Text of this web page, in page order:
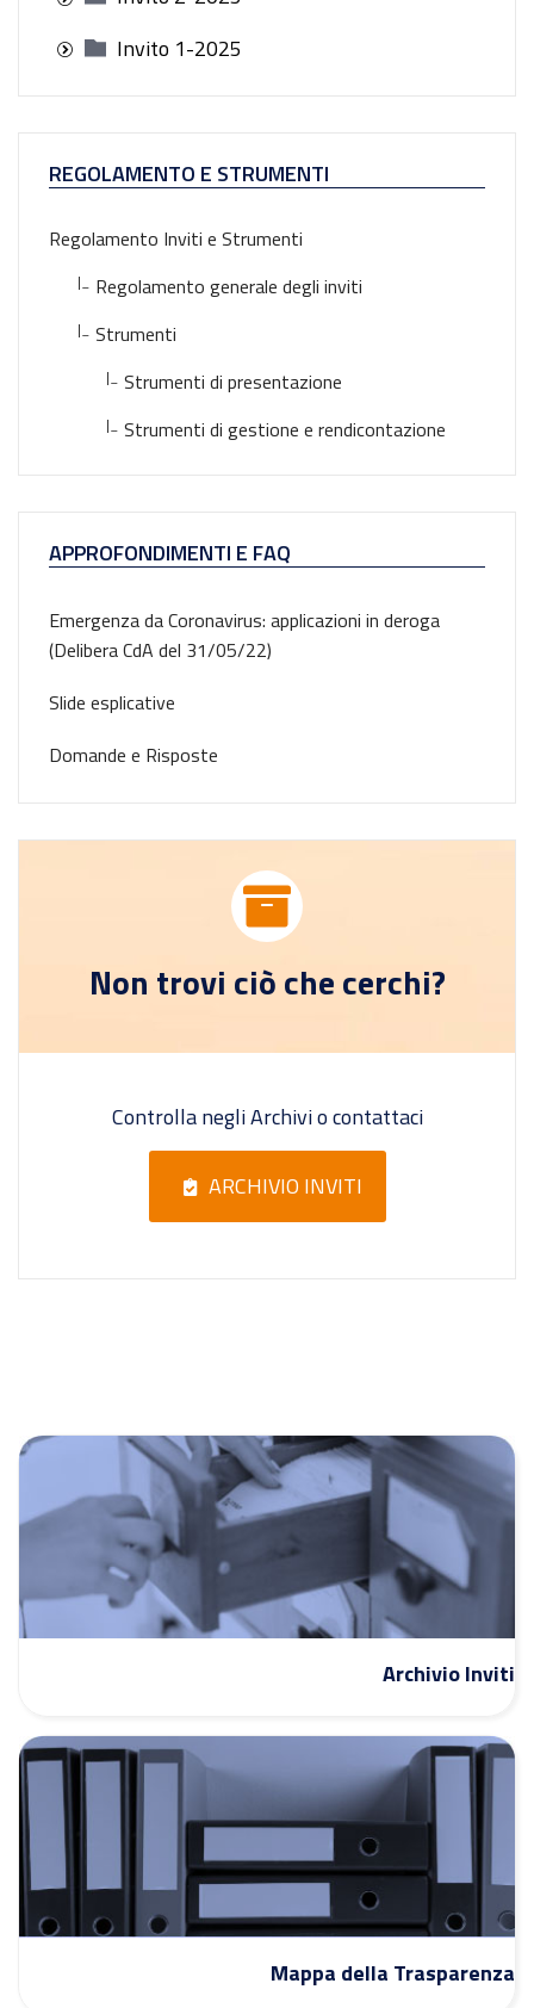
Invito 1-2025
REGOLAMENTO E STRUMENTI
Regolamento Inviti e Strumenti
|_ Regolamento generale degli inviti
|_ Strumenti
|_ Strumenti di presentazione
|_ Strumenti di gestione e rendicontazione
APPROFONDIMENTI E FAQ
Emergenza da Coronavirus: applicazioni in deroga
(Delibera CdA del 31/05/22)
Slide esplicative
Domande e Risposte
Non trovi ciò che cerchi?
Controlla negli Archivi o contattaci
ARCHIVIO INVITI
Archivio Inviti
Mappa della Trasparenza